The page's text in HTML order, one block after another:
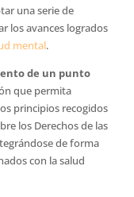
una serie de
los avances logrados
mental.
de un punto
que permita
principios recogidos
los Derechos de las
de forma
con la salud